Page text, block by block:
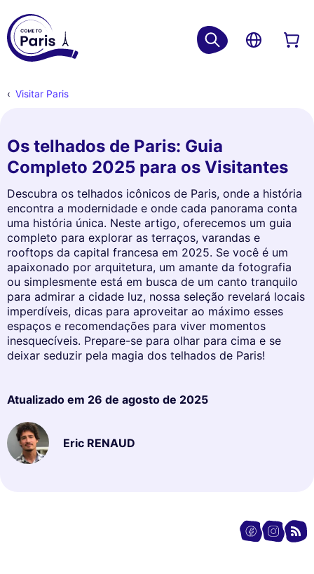
Visitar Paris
Os telhados de Paris: Guia
Completo 2025 para os Visitantes
Descubra os telhados icônicos de Paris, onde a história
encontra a modernidade e onde cada panorama conta
uma história única. Neste artigo, oferecemos um guia
completo para explorar as terraços, varandas e
rooftops da capital francesa em 2025. Se você é um
apaixonado por arquitetura, um amante da fotografia
ou simplesmente está em busca de um canto tranquilo
para admirar a cidade luz, nossa seleção revelará locais
imperdíveis, dicas para aproveitar ao máximo esses
espaços e recomendações para viver momentos
inesquecíveis. Prepare-se para olhar para cima e se
deixar seduzir pela magia dos telhados de Paris!
Atualizado em 26 de agosto de 2025
Eric RENAUD